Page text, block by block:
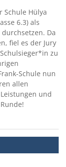
Schule Hülya
6.3) als
Da
fiel es der Jury
zu
Schule nun
allen
und